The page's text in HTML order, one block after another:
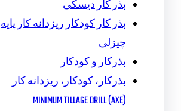
بذر کار دیسکی
بذر کار کودکار ریزدانه کار پایه
چیزلی
بذرکار و کودکار
بذرکار، کودکار، ریزدانه کار
MINIMUM TILLAGE DRILL (AXE)